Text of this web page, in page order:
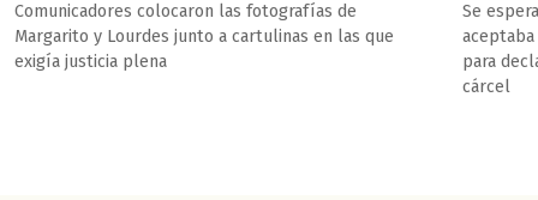
Comunicadores colocaron las fotografías de
Margarito y Lourdes junto a cartulinas en las que
exigía justicia plena
Se
para
cárcel